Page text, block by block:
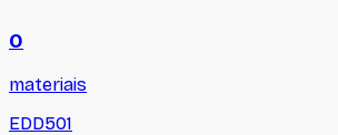
0
materiais
EDD501